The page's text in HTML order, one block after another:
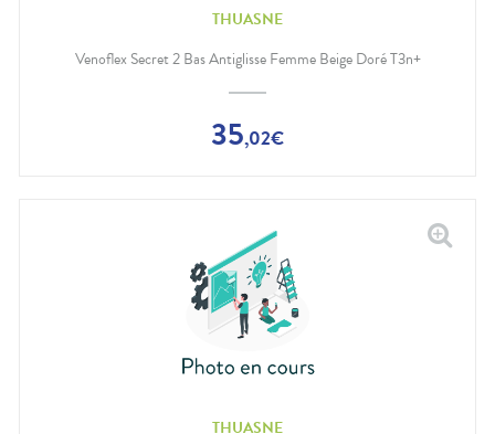
THUASNE
Venoflex Secret 2 Bas Antiglisse Femme Beige Doré T3n+
35,02€
THUASNE